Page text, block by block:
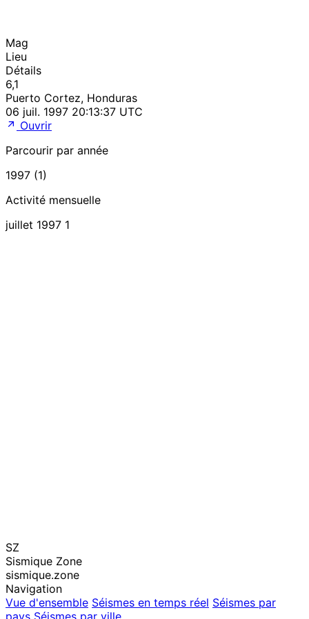
Mag
Lieu
Détails
6,1
Puerto Cortez, Honduras
06 juil. 1997 20:13:37 UTC
Ouvrir
Parcourir par année
1997 (1)
Activité mensuelle
juillet 1997 1
SZ
Sismique Zone
sismique.zone
Navigation
Vue d'ensemble Séismes en temps réel Séismes par
pays Séismes par ville